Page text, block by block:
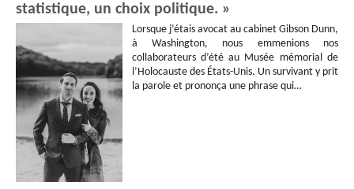
statistique, un choix politique. »
Lorsque j’étais avocat au cabinet Gibson Dunn,
à Washington, nous emmenions nos
collaborateurs d’été au Musée mémorial de
l’Holocauste des États-Unis. Un survivant y prit
la parole et prononça une phrase qui…